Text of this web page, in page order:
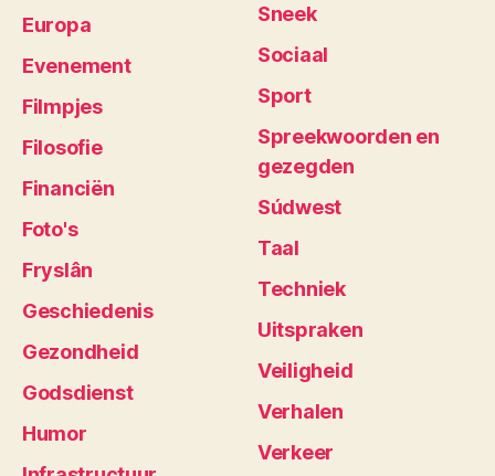
Europa
Evenement
Filmpjes
Filosofie
Financiën
Foto's
Fryslân
Geschiedenis
Gezondheid
Godsdienst
Humor
Sneek
Sociaal
Sport
Spreekwoorden en
gezegden
Súdwest
Taal
Techniek
Uitspraken
Veiligheid
Verhalen
Verkeer